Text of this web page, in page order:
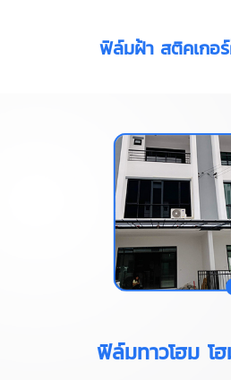
ฟิล์มฝ้า สติคเกอ
ฟิล์มทาวโฮม โ